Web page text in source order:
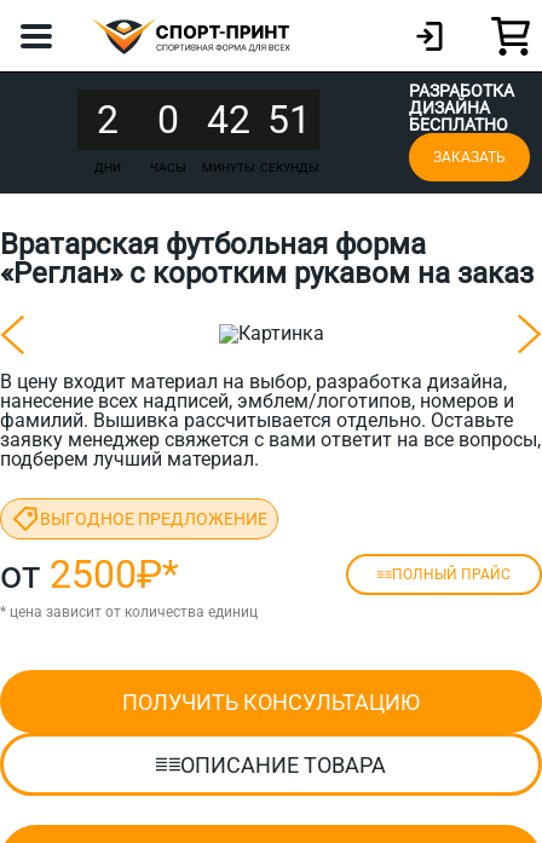
2
ДНИ
0
ЧАСЫ
42
МИНУТЫ
51
СЕКУНДЫ
РАЗРАБОТКА
ДИЗАЙНА
БЕСПЛАТНО
ЗАКАЗАТЬ
Вратарская футбольная форма
«Реглан» с коротким рукавом на заказ
В цену входит материал на выбор, разработка дизайна,
нанесение всех надписей, эмблем/логотипов, номеров и
фамилий. Вышивка рассчитывается отдельно. Оставьте
заявку менеджер свяжется с вами ответит на все вопросы,
подберем лучший материал.
ВЫГОДНОЕ ПРЕДЛОЖЕНИЕ
от 2500₽* ПОЛНЫЙ ПРАЙС
* цена зависит от количества единиц
ПОЛУЧИТЬ КОНСУЛЬТАЦИЮ
ОПИСАНИЕ ТОВАРА